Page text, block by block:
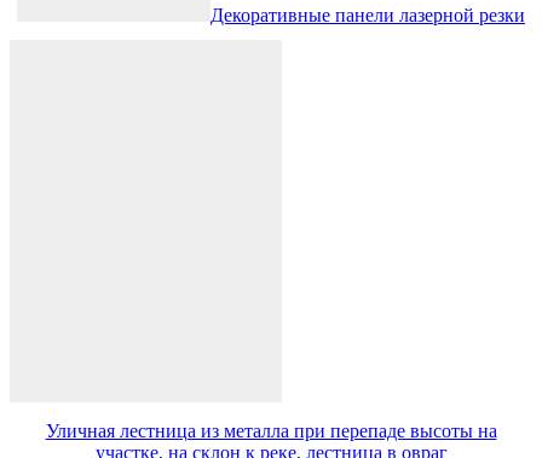
Декоративные панели лазерной резки
Уличная лестница из металла при перепаде высоты на
участке, на склон к реке, лестница в овраг